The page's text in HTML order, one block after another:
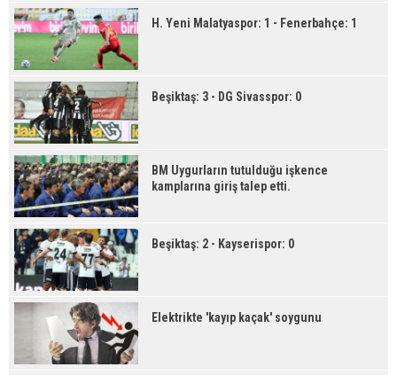
H. Yeni Malatyaspor: 1 - Fenerbahçe: 1
Beşiktaş: 3 - DG Sivasspor: 0
BM Uygurların tutulduğu işkence
kamplarına giriş talep etti.
Beşiktaş: 2 - Kayserispor: 0
Elektrikte 'kayıp kaçak' soygunu